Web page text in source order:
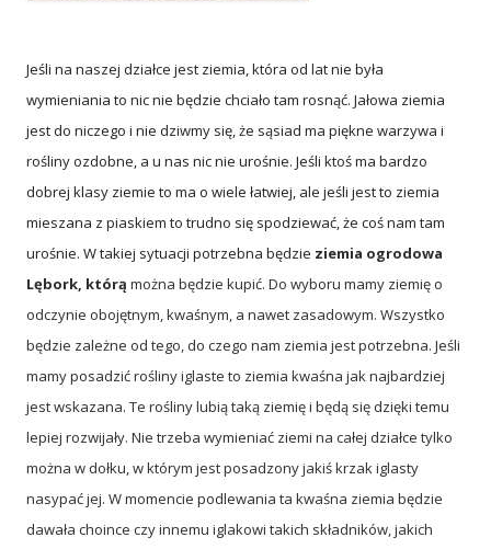
Jeśli na naszej działce jest ziemia, która od lat nie była
wymieniania to nic nie będzie chciało tam rosnąć. Jałowa ziemia
jest do niczego i nie dziwmy się, że sąsiad ma piękne warzywa i
rośliny ozdobne, a u nas nic nie urośnie. Jeśli ktoś ma bardzo
dobrej klasy ziemie to ma o wiele łatwiej, ale jeśli jest to ziemia
mieszana z piaskiem to trudno się spodziewać, że coś nam tam
urośnie. W takiej sytuacji potrzebna będzie ziemia ogrodowa
Lębork, którą można będzie kupić. Do wyboru mamy ziemię o
odczynie obojętnym, kwaśnym, a nawet zasadowym. Wszystko
będzie zależne od tego, do czego nam ziemia jest potrzebna. Jeśli
mamy posadzić rośliny iglaste to ziemia kwaśna jak najbardziej
jest wskazana. Te rośliny lubią taką ziemię i będą się dzięki temu
lepiej rozwijały. Nie trzeba wymieniać ziemi na całej działce tylko
można w dołku, w którym jest posadzony jakiś krzak iglasty
nasypać jej. W momencie podlewania ta kwaśna ziemia będzie
dawała choince czy innemu iglakowi takich składników, jakich